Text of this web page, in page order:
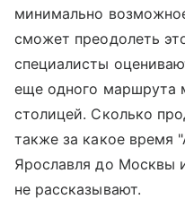
минимально
сможет преодолеть
специалисты
еще одного маршрута
столицей. Сколько
также за какое время
Ярославля до Москвы
не рассказывают.